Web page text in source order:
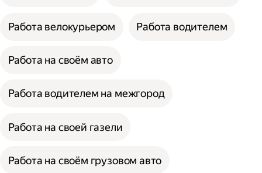
Работа велокурьером Работа водителем
Работа на своём авто
Работа водителем на межгород
Работа на своей газели
Работа на своём грузовом авто